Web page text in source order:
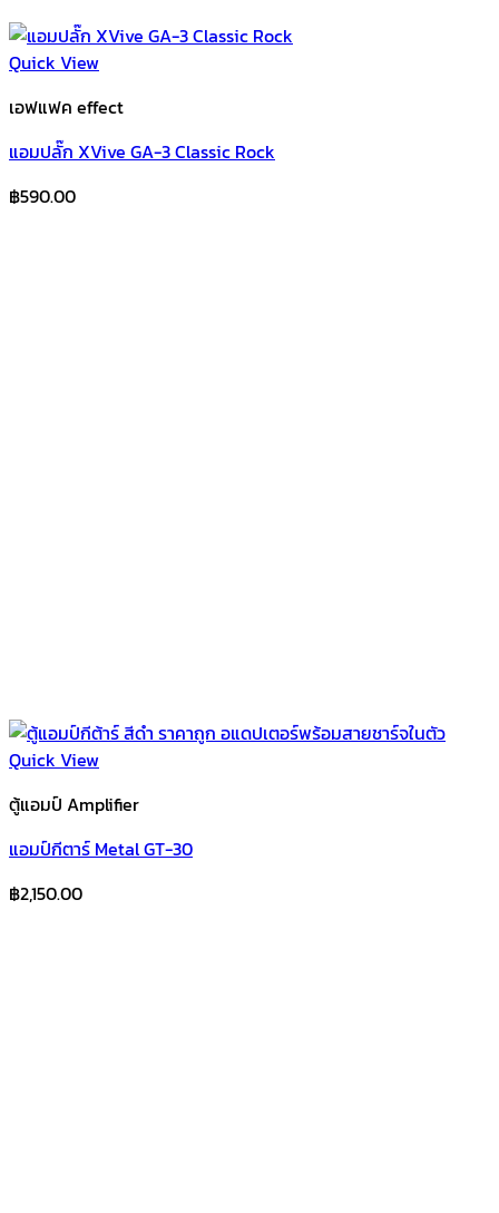
Quick View
เอฟแฟค effect
แอมปลั๊ก XVive GA-3 Classic Rock
฿590.00
Quick View
ตู้แอมป์ Amplifier
แอมป์กีตาร์ Metal GT-30
฿2,150.00